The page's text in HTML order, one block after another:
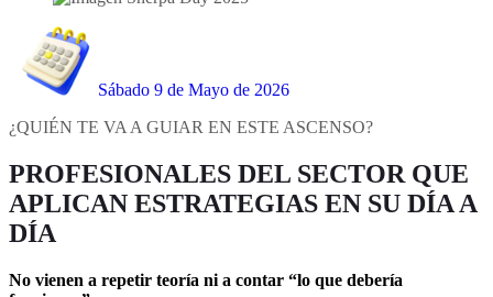
Sábado 9 de Mayo de 2026
¿QUIÉN TE VA A GUIAR EN ESTE ASCENSO?
PROFESIONALES DEL SECTOR QUE
APLICAN ESTRATEGIAS EN SU DÍA A
DÍA
No vienen a repetir teoría ni a contar “lo que debería